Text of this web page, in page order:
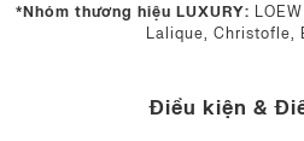
*Nhóm thương hiệu LUXURY:
Lalique, Christofle,
Điều kiện &